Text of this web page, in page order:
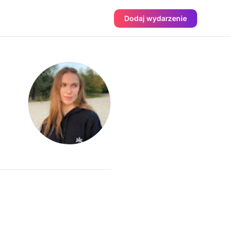
Dodaj wydarzenie